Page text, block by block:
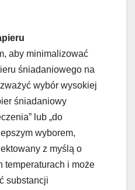
aby minimalizować
śniadaniowego na
wybór wysokiej
śniadaniowy
lub „do
wyborem,
z myślą o
temperaturach i może
substancji